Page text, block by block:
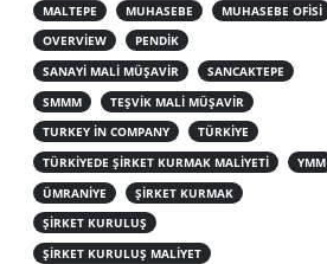
MALTEPE
MUHASEBE
MUHASEBE OFISI
OVERVIEW
PENDIK
SANAYI MALI MÜŞAVIR
SANCAKTEPE
SMMM
TEŞVIK MALI MÜŞAVIR
TURKEY IN COMPANY
TÜRKIYE
TÜRKIYEDE ŞIRKET KURMAK MALIYETI
YMM
ÜMRANIYE
ŞIRKET KURMAK
ŞIRKET KURULUŞ
ŞIRKET KURULUŞ MALIYET